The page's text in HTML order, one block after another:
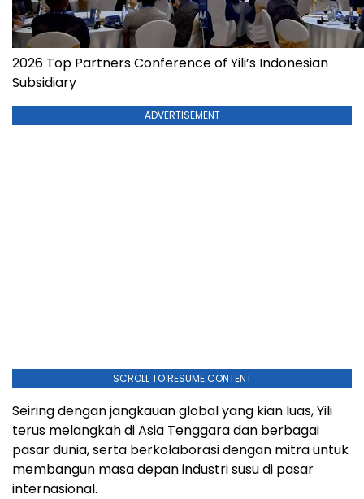
2026 Top Partners Conference of Yili’s Indonesian
Subsidiary
ADVERTISEMENT
SCROLL TO RESUME CONTENT
Seiring dengan jangkauan global yang kian luas, Yili
terus melangkah di Asia Tenggara dan berbagai
pasar dunia, serta berkolaborasi dengan mitra untuk
membangun masa depan industri susu di pasar
internasional.